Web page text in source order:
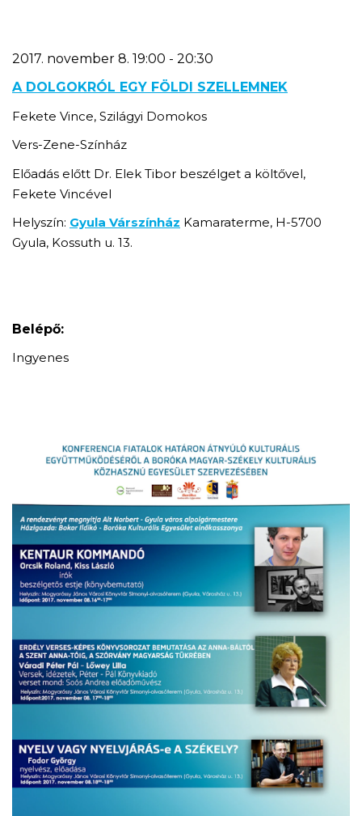
2017. november 8. 19:00 - 20:30
A DOLGOKRÓL EGY FÖLDI SZELLEMNEK
Fekete Vince, Szilágyi Domokos
Vers-Zene-Színház
Előadás előtt Dr. Elek Tibor beszélget a költővel,
Fekete Vincével
Helyszín: Gyula Várszínház Kamaraterme, H-5700
Gyula, Kossuth u. 13.
Belépő:
Ingyenes